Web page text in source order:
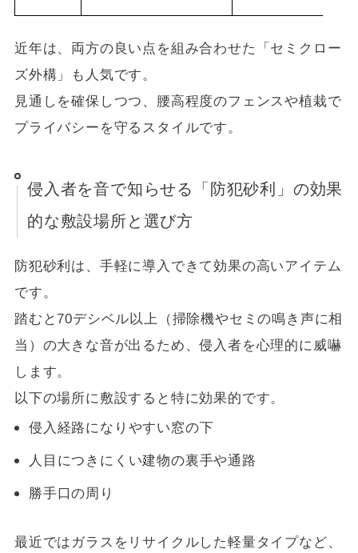
近年は、両方の良い点を組み合わせた「セミクロー
ズ外構」も人気です。
見通しを確保しつつ、腰高程度のフェンスや植栽で
プライバシーを守るスタイルです。
侵入者を音で知らせる「防犯砂利」の効果
的な敷設場所と選び方
防犯砂利は、手軽に導入できて効果の高いアイテム
です。
踏むと70デシベル以上（掃除機やセミの鳴き声に相
当）の大きな音が出るため、侵入者を心理的に威嚇
します。
以下の場所に敷設すると特に効果的です。
侵入経路になりやすい窓の下
人目につきにくい建物の裏手や通路
勝手口の周り
最近ではガラスをリサイクルした軽量タイプなど、